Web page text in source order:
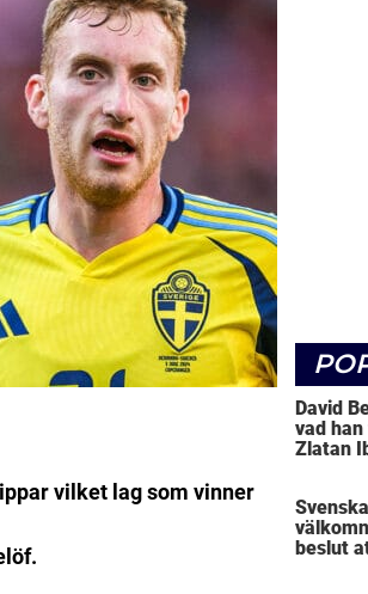
vilket lag som vinner
David
vad
Zlatan
beslut